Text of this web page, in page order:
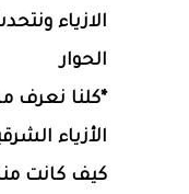
الازياء
الحوار
*كلنا نعرف
الأزياء
كيف كانت